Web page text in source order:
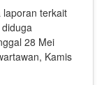
laporan terkait
28 Mei
Kamis